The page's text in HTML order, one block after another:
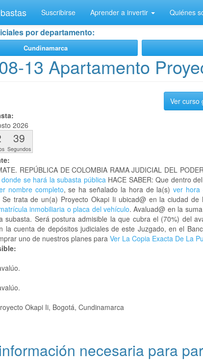
Suscribirse Aprender a invertir Quiénes
por departamento:
Cundinamarca
13 Apartamento
Ver curso
2026
39
Segundos
REPÚBLICA DE COLOMBIA RAMA JUDICIAL DEL
se hará la subasta públicaHACE SABER: Que dentro
nombre completo, se ha señalado la hora de la(s)ver hora
Se trata de un(a) Proyecto Okapi Ii ubicad@ en la ciudad
inmobiliaria o placa del vehículo. Avaluad@ en la
subasta. Será postura admisible la que cubra el (70%) del
la cuenta de depósitos judiciales de este Juzgado, en el
uno de nuestros planes para Ver La Copia Exacta De La
Okapi Ii, Bogotá, Cundinamarca
necesaria para